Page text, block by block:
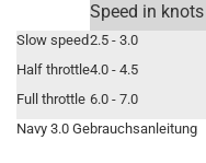
Speed in knots
Slow speed2.5 - 3.0
Half throttle4.0 - 4.5
Full throttle 6.0 - 7.0
Navy 3.0 Gebrauchsanleitung